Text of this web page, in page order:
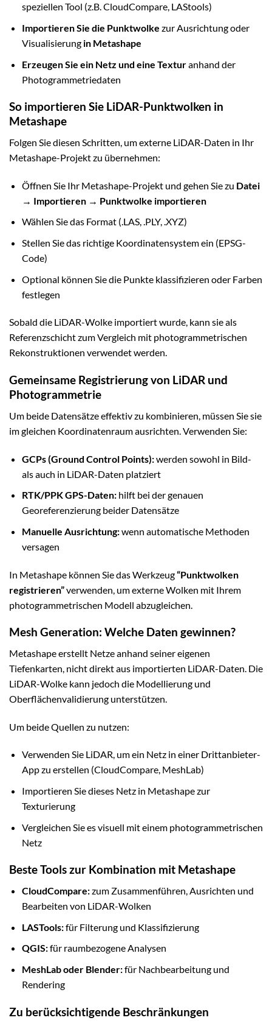
speziellen Tool (z.B. CloudCompare, LAStools)
Importieren Sie die Punktwolke zur Ausrichtung oder
Visualisierung in Metashape
Erzeugen Sie ein Netz und eine Texturanhand der
Photogrammetriedaten
So importieren Sie LiDAR-Punktwolken in
Metashape
Folgen Sie diesen Schritten, um externe LiDAR-Daten in Ihr
Metashape-Projekt zu übernehmen:
Öffnen Sie Ihr Metashape-Projekt und gehen Sie zu Datei
→ Importieren → Punktwolke importieren
Wählen Sie das Format (.LAS, .PLY, .XYZ)
Stellen Sie das richtige Koordinatensystem ein (EPSG-
Code)
Optional können Sie die Punkte klassifizieren oder Farben
festlegen
Sobald die LiDAR-Wolke importiert wurde, kann sie als
Referenzschicht zum Vergleich mit photogrammetrischen
Rekonstruktionen verwendet werden.
Gemeinsame Registrierung von LiDAR und
Photogrammetrie
Um beide Datensätze effektiv zu kombinieren, müssen Sie sie
im gleichen Koordinatenraum ausrichten. Verwenden Sie:
GCPs (Ground Control Points):werden sowohl in Bild-
als auch in LiDAR-Daten platziert
RTK/PPK GPS-Daten:hilft bei der genauen
Georeferenzierung beider Datensätze
Manuelle Ausrichtung:wenn automatische Methoden
versagen
In Metashape können Sie das Werkzeug“Punktwolken
registrieren”verwenden, um externe Wolken mit Ihrem
photogrammetrischen Modell abzugleichen.
Mesh Generation: Welche Daten gewinnen?
Metashape erstellt Netze anhand seiner eigenen
Tiefenkarten, nicht direkt aus importierten LiDAR-Daten. Die
LiDAR-Wolke kann jedoch die Modellierung und
Oberflächenvalidierung unterstützen.
Um beide Quellen zu nutzen:
Verwenden Sie LiDAR, um ein Netz in einer Drittanbieter-
App zu erstellen (CloudCompare, MeshLab)
Importieren Sie dieses Netz in Metashape zur
Texturierung
Vergleichen Sie es visuell mit einem photogrammetrischen
Netz
Beste Tools zur Kombination mit Metashape
CloudCompare:zum Zusammenführen, Ausrichten und
Bearbeiten von LiDAR-Wolken
LASTools:für Filterung und Klassifizierung
QGIS:für raumbezogene Analysen
MeshLab oder Blender:für Nachbearbeitung und
Rendering
Zu berücksichtigende Beschränkungen